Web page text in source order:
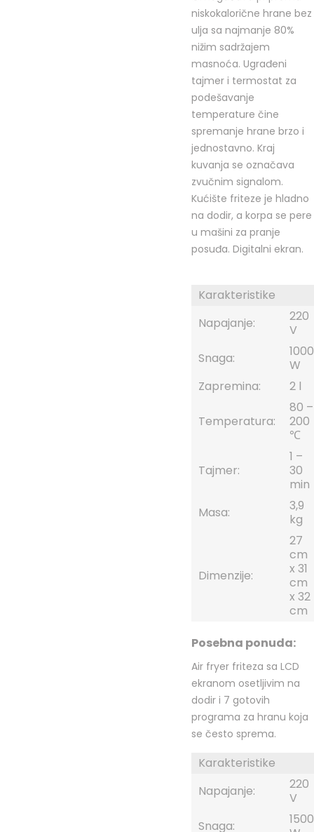
niskokalorične hrane bez
ulja sa najmanje 80%
nižim sadržajem
masnoća. Ugrađeni
tajmer i termostat za
podešavanje
temperature čine
spremanje hrane brzo i
jednostavno. Kraj
kuvanja se označava
zvučnim signalom.
Kućište friteze je hladno
na dodir, a korpa se pere
u mašini za pranje
posuđa. Digitalni ekran.
Karakteristike
Napajanje:
220
V
Snaga:
1000
W
Zapremina:
2 l
Temperatura:
80 –
200
℃
Tajmer:
1 –
30
min
Masa:
3,9
kg
Dimenzije:
27
cm
x 31
cm
x 32
cm
Posebna ponuda:
Air fryer friteza sa LCD
ekranom osetljivim na
dodir i 7 gotovih
programa za hranu koja
se često sprema.
Karakteristike
Napajanje:
220
V
Snaga:
1500